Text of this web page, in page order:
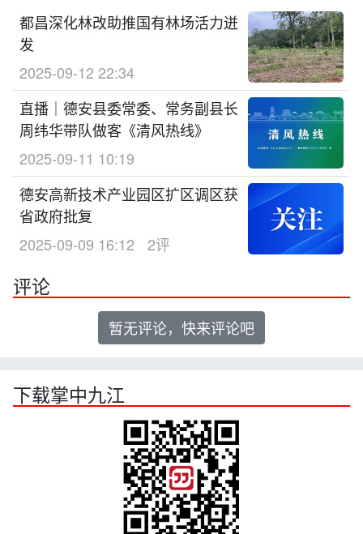
都昌深化林改助推国有林场活力迸
发
2025-09-12 22:34
直播｜德安县委常委、常务副县长
周纬华带队做客《清风热线》
2025-09-11 10:19
德安高新技术产业园区扩区调区获
省政府批复
2025-09-09 16:12
2评
评论
暂无评论，快来评论吧
下载掌中九江